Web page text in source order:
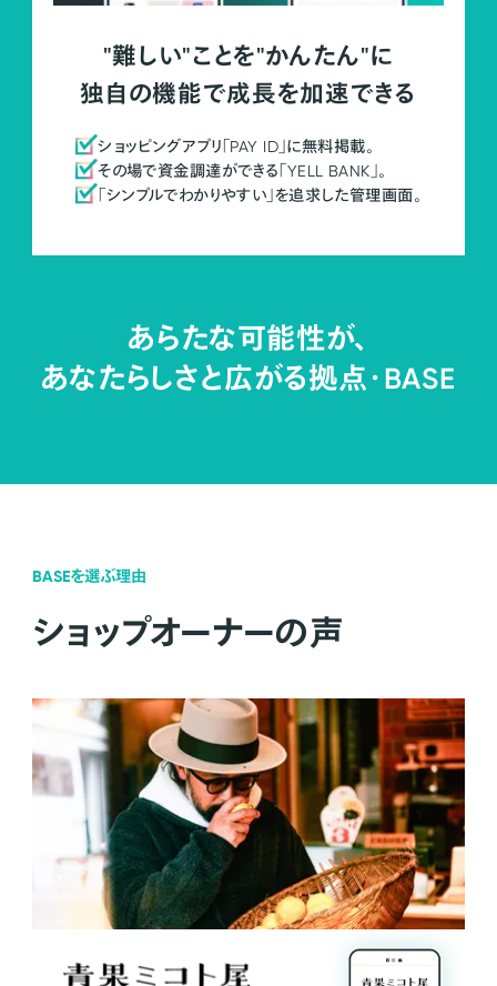
"難しい"ことを"かんたん"に
独自の機能で成長を加速できる
ショッピングアプリ「PAY ID」に無料掲載。
その場で資金調達ができる「YELL BANK」。
「シンプルでわかりやすい」を追求した管理画面。
あらたな可能性が、
あなたらしさと広がる拠点・BASE
BASEを選ぶ理由
ショップオーナーの声